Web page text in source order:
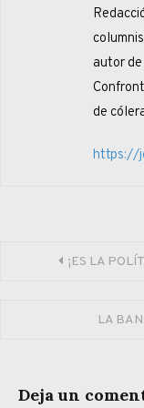
autor
de
https://
¡ES LA
LA
Deja un